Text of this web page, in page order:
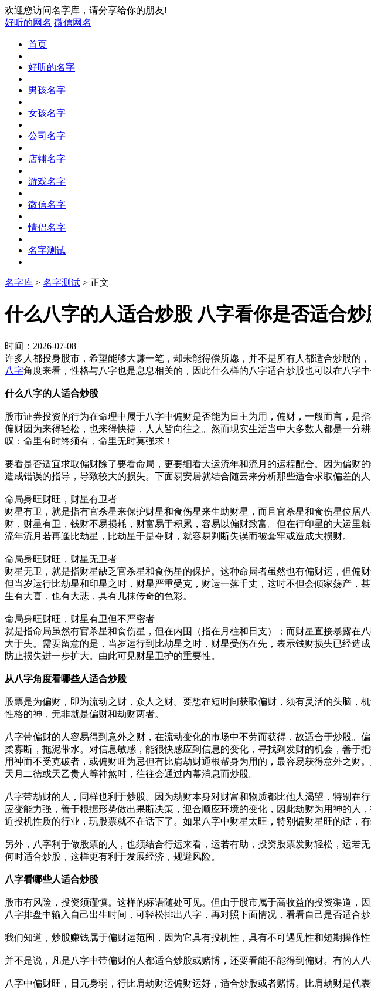
欢迎您访问名字库，请分享给你的朋友!
好听的网名 微信网名
首页
|
好听的名字
|
男孩名字
|
女孩名字
|
公司名字
|
店铺名字
|
游戏名字
|
微信名字
|
情侣名字
|
名字测试
|
名字库 > 名字测试 > 正文
什么八字的人适合炒股 八字看你是否适合炒
时间：2026-07-08
许多人都投身股市，希望能够大赚一笔，却未能得偿所愿，并不是所有人都适合炒股
八字角度来看，性格与八字也是息息相关的，因此什么样的八字适合炒股也可以在八字
什么八字的人适合炒股
股市证券投资的行为在命理中属于八字中偏财是否能为日主为用，偏财，一般而言，是
偏财因为来得轻松，也来得快捷，人人皆向往之。然而现实生活当中大多数人都是一
叹：命里有时终须有，命里无时莫强求！
要看是否适宜求取偏财除了要看命局，更要细看大运流年和流月的运程配合。因为偏
造成错误的指导，导致较大的损失。下面易安居就结合随云来分析那些适合求取偏差的人
命局身旺财旺，财星有卫者
财星有卫，就是指有官杀星来保护财星和食伤星来生助财星，而且官杀星和食伤星位
财，财星有卫，钱财不易损耗，财富易于积累，容易以偏财致富。但在行印星的大运
流年流月若再逢比劫星，比劫星于是夺财，就容易判断失误而被套牢或造成大损财。
命局身旺财旺，财星无卫者
财星无卫，就是指财星缺乏官杀星和食伤星的保护。这种命局者虽然也有偏财运，但偏
但当岁运行比劫星和印星之时，财星严重受克，财运一落千丈，这时不但会倾家荡产，
生有大喜，也有大悲，具有几抹传奇的色彩。
命局身旺财旺，财星有卫但不严密者
就是指命局虽然有官杀星和食伤星，但在内围（指在月柱和日支）；而财星直接暴露
大于失。需要留意的是，当岁运行到比劫星之时，财星受伤在先，表示钱财损失已经
防止损失进一步扩大。由此可见财星卫护的重要性。
从八字角度看哪些人适合炒股
股票是为偏财，即为流动之财，众人之财。要想在短时间获取偏财，须有灵活的头脑
性格的神，无非就是偏财和劫财两者。
八字带偏财的人容易得到意外之财，在流动变化的市场中不劳而获得，故适合于炒股
柔寡断，拖泥带水。对信息敏感，能很快感应到信息的变化，寻找到发财的机会，善
用神而不受克破者，或偏财旺为忌但有比肩劫财通根帮身为用的，最容易获得意外之
天月二德或天乙贵人等神煞时，往往会通过内幕消息而炒股。
八字带劫财的人，同样也利于炒股。因为劫财本身对财富和物质都比他人渴望，特别
应变能力强，善于根据形势做出果断决策，迎合顺应环境的变化，因此劫财为用神的
近投机性质的行业，玩股票就不在话下了。如果八字中财星太旺，特别偏财星旺的话，
另外，八字利于做股票的人，也须结合行运来看，运若有助，投资股票发财轻松，运
何时适合炒股，这样更有利于发展经济，规避风险。
八字看哪些人适合炒股
股市有风险，投资须谨慎。这样的标语随处可见。但由于股市属于高收益的投资渠道
八字排盘中输入自己出生时间，可轻松排出八字，再对照下面情况，看看自己是否适合炒
我们知道，炒股赚钱属于偏财运范围，因为它具有投机性，具有不可遇见性和短期操作
并不是说，凡是八字中带偏财的人都适合炒股或赌博，还要看能不能得到偏财。有的人
八字中偏财旺，日元身弱，行比肩劫财运偏财运好，适合炒股或者赌博。比肩劫财是代